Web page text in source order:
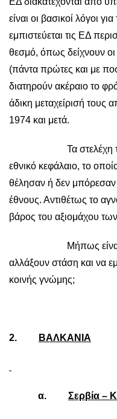
είναι οι βασικοί λόγοι
εμπιστεύεται τις ΕΔ
θεσμό, όπως δείχνουν
(πάντα πρώτες και με
διατηρούν ακέραιο το
άδικη μεταχείρισή τους
1974 και μετά.
Τα στελέχη των
εθνικό κεφάλαιο, το
θέλησαν ή δεν μπόρεσαν
έθνους. Αντιθέτως το
βάρος του αξιομάχου
Μήπως είναι
αλλάξουν στάση και να
κοινής γνώμης;
2. ΒΑΛΚΑΝΙΑ
α. Σερβία –